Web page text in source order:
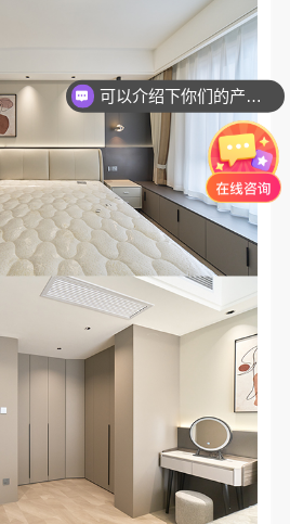
你们是怎么收费的呢？